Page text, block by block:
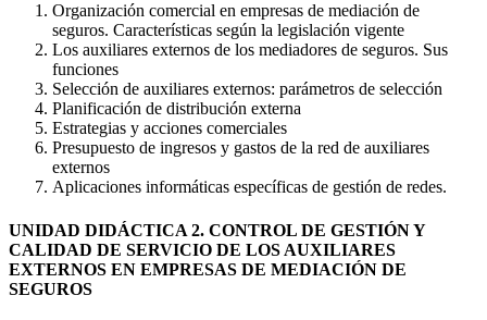
Organización comercial en empresas de mediación de
seguros. Características según la legislación vigente
Los auxiliares externos de los mediadores de seguros. Sus
funciones
Selección de auxiliares externos: parámetros de selección
Planificación de distribución externa
Estrategias y acciones comerciales
Presupuesto de ingresos y gastos de la red de auxiliares
externos
Aplicaciones informáticas específicas de gestión de redes.
UNIDAD DIDÁCTICA 2. CONTROL DE GESTIÓN Y
CALIDAD DE SERVICIO DE LOS AUXILIARES
EXTERNOS EN EMPRESAS DE MEDIACIÓN DE
SEGUROS